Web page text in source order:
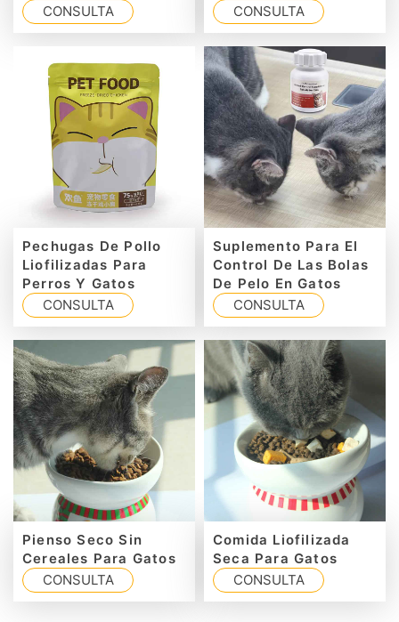
CONSULTA
CONSULTA
Pechugas De Pollo
Liofilizadas Para
Perros Y Gatos
CONSULTA
Suplemento Para El
Control De Las Bolas
De Pelo En Gatos
CONSULTA
Pienso Seco Sin
Cereales Para Gatos
CONSULTA
Comida Liofilizada
Seca Para Gatos
CONSULTA